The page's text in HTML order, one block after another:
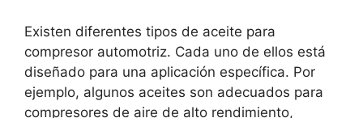
Existen diferentes tipos de aceite para
compresor automotriz. Cada uno de ellos está
diseñado para una aplicación específica. Por
ejemplo, algunos aceites son adecuados para
compresores de aire de alto rendimiento,